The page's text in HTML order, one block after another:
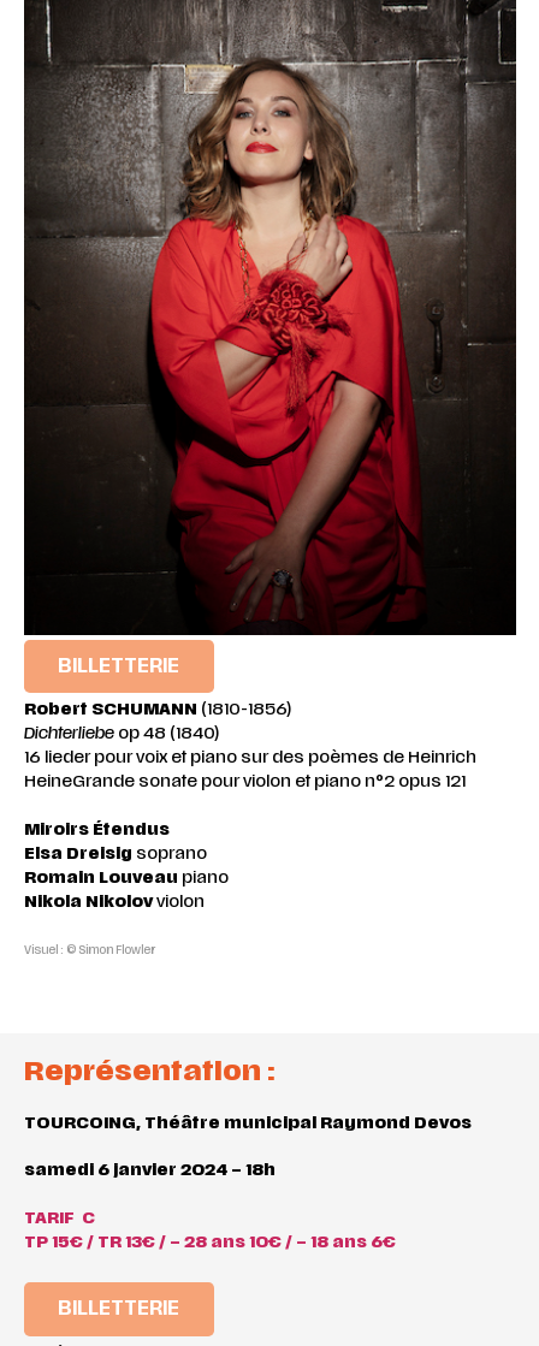
BILLETTERIE
Robert SCHUMANN (1810-1856)
Dichterliebe op 48 (1840)
16 lieder pour voix et piano sur des poèmes de Heinrich
HeineGrande sonate pour violon et piano n°2 opus 121
Miroirs Étendus
Elsa Dreisig soprano
Romain Louveau piano
Nikola Nikolovviolon
Visuel : © Simon Flowler
Représentation :
TOURCOING, Théâtre municipal Raymond Devos
samedi 6 janvier 2024 – 18h
TARIF C
TP 15€ / TR 13€ / – 28 ans 10€ / – 18 ans 6€
BILLETTERIE